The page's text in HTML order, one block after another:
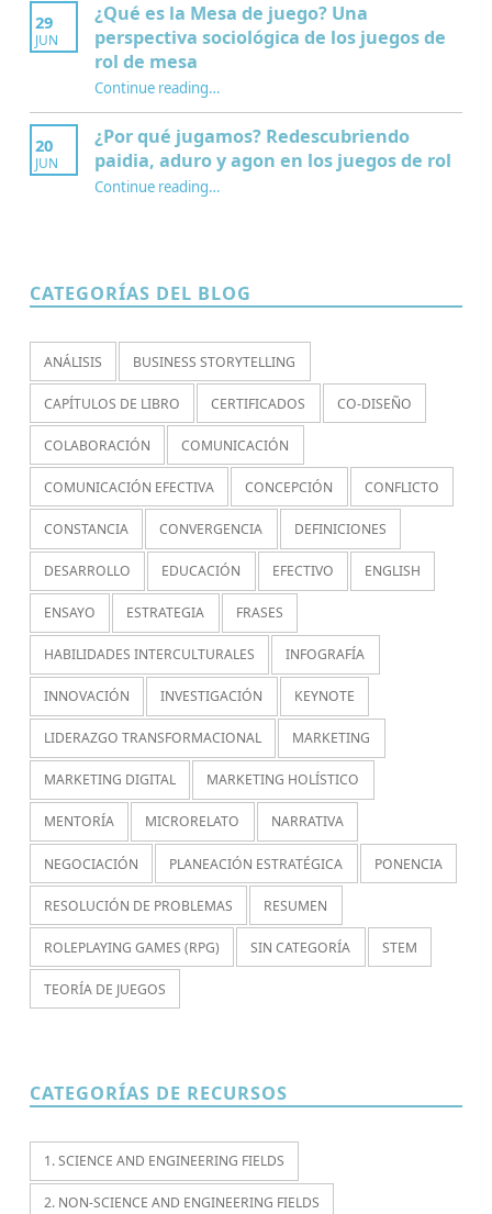
29
JUN
¿Qué es la Mesa de juego? Una
perspectiva sociológica de los juegos de
rol de mesa
Continue reading“¿Qué es la Mesa de juego? Una perspectiva sociológica de los juegos de rol de mesa”
…
20
JUN
¿Por qué jugamos? Redescubriendo
paidia, aduro y agon en los juegos de rol
Continue reading“¿Por qué jugamos? Redescubriendo paidia, aduro y agon en los juegos de rol”
…
CATEGORÍAS DEL BLOG
ANÁLISIS BUSINESS STORYTELLING
CAPÍTULOS DE LIBRO CERTIFICADOS CO-DISEÑO
COLABORACIÓN COMUNICACIÓN
COMUNICACIÓN EFECTIVA CONCEPCIÓN CONFLICTO
CONSTANCIA CONVERGENCIA DEFINICIONES
DESARROLLO EDUCACIÓN EFECTIVO ENGLISH
ENSAYO ESTRATEGIA FRASES
HABILIDADES INTERCULTURALES INFOGRAFÍA
INNOVACIÓN INVESTIGACIÓN KEYNOTE
LIDERAZGO TRANSFORMACIONAL MARKETING
MARKETING DIGITAL MARKETING HOLÍSTICO
MENTORÍA MICRORELATO NARRATIVA
NEGOCIACIÓN PLANEACIÓN ESTRATÉGICA PONENCIA
RESOLUCIÓN DE PROBLEMAS RESUMEN
ROLEPLAYING GAMES (RPG) SIN CATEGORÍA STEM
TEORÍA DE JUEGOS
CATEGORÍAS DE RECURSOS
1. SCIENCE AND ENGINEERING FIELDS
2. NON-SCIENCE AND ENGINEERING FIELDS